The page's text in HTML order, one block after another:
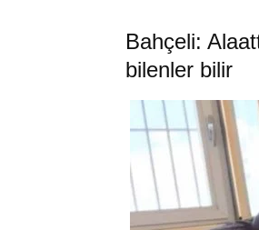
Bahçeli:
bilenler bilir